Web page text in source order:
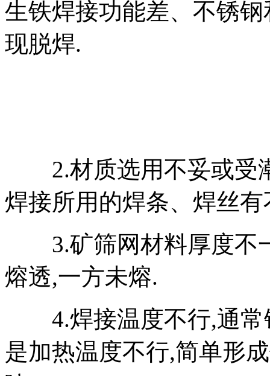
生铁焊接功能差、不锈
现脱焊.
2.材质选用不妥或受
焊接所用的焊条、焊丝
3.矿筛网材料厚度不
熔透,一方未熔.
4.焊接温度不行,通常
是加热温度不行,简单形